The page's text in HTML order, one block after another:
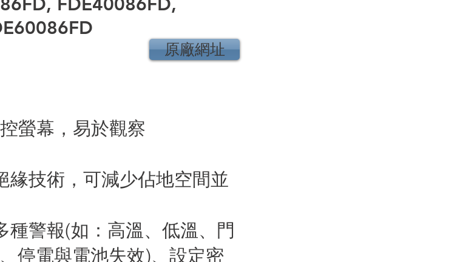
原廠網址
螢幕，易於觀察
緣技術，可減少佔地空間並
種警報(如：高溫、低溫、門
停電與電池失效)、設定密